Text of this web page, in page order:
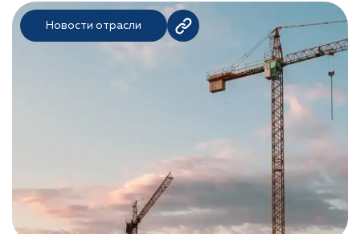
Новости отрасли